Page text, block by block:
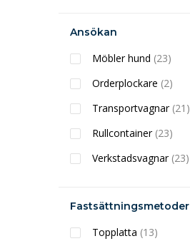
Ansökan
Möbler hund (23)
Orderplockare (2)
Transportvagnar (21)
Rullcontainer (23)
Verkstadsvagnar (23)
Fastsättningsmetoder
Topplatta (13)